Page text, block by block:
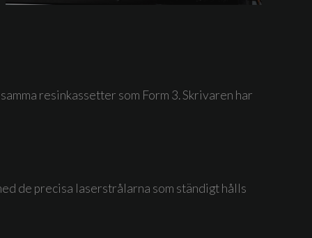
resinkassetter som Form 3. Skrivaren har
de precisa laserstrålarna som ständigt hålls